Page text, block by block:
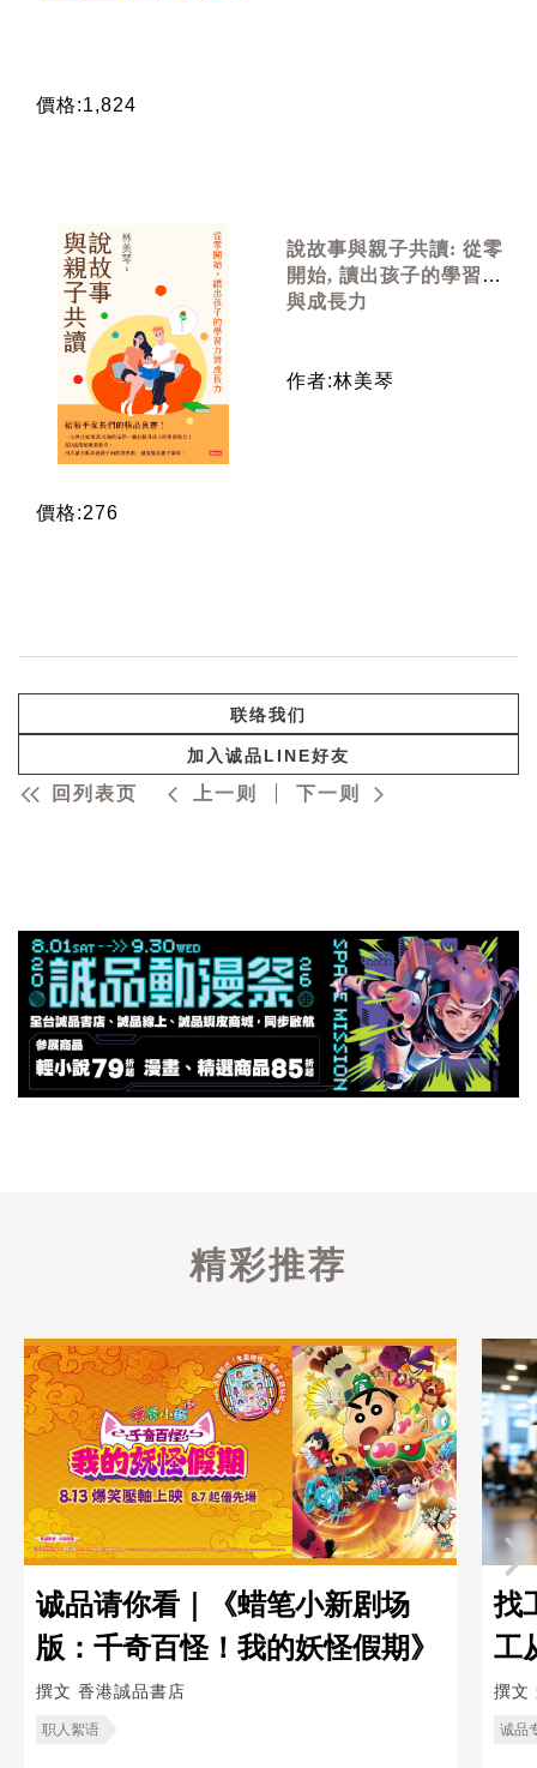
價格:1,824
說故事與親子共讀: 從零
開始, 讀出孩子的學習力
與成長力
作者:林美琴
價格:276
联络我们
加入诚品LINE好友
回列表页 上一则 下一则
精彩推荐
诚品请你看｜《蜡笔小新剧场
版：千奇百怪！我的妖怪假期》
撰文 香港誠品書店
职人絮语
找
工
造
撰文
诚品